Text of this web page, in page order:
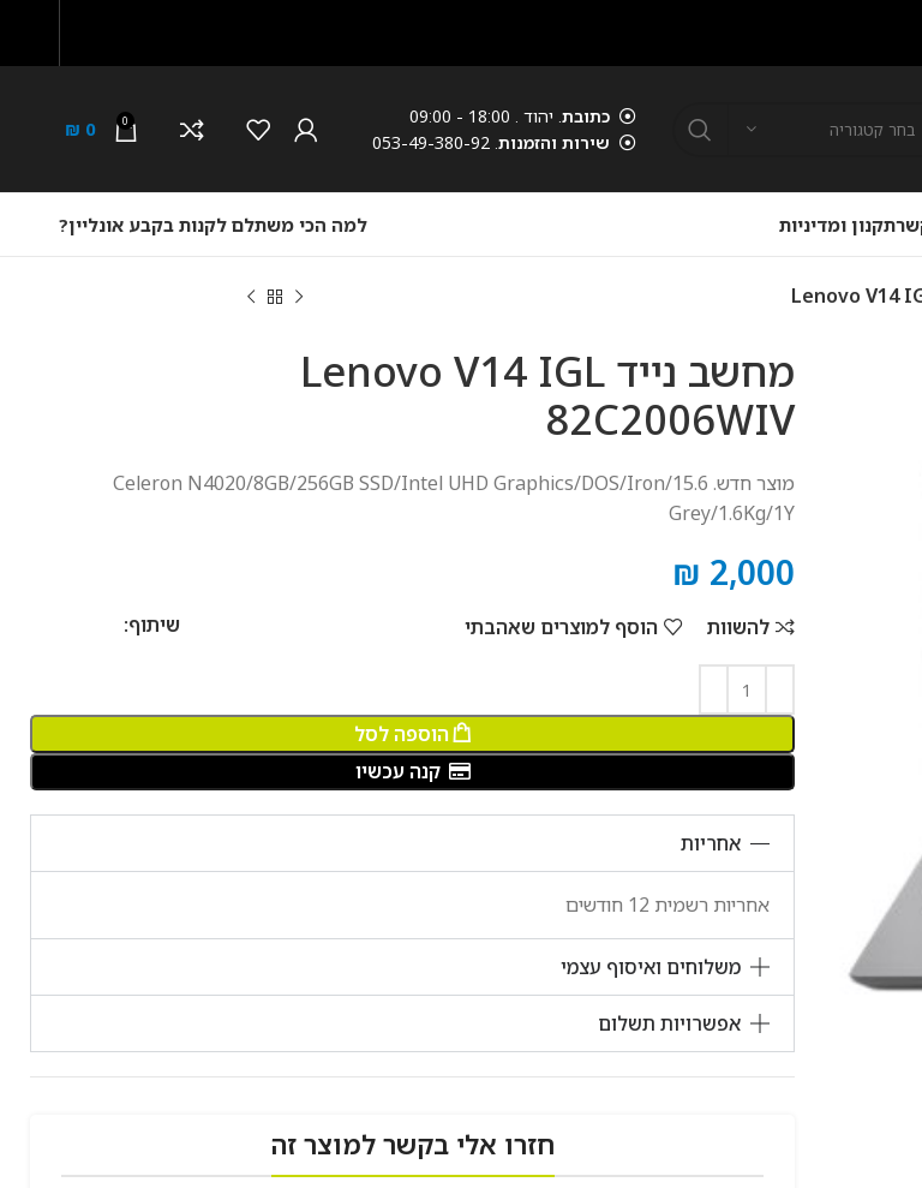
בחר קטגוריה
כתובת . יהוד . 18:00 - 09:00
שירות והזמנות
0
₪ 0
תקנון ומדיניות למה הכי משתלם לקנות בקבע אונליין?
מחשב נייד Lenovo V14 IGL
82C2006WIV
מוצר חדש. 15.6/Celeron N4020/8GB/256GB SSD/Intel UHD Graphics/DOS/Iron
Grey/1.6Kg/1Y
₪ 2,000
להשוות הוסף למוצרים שאהבתי שיתוף:
הוספה לסל
קנה עכשיו
אחריות
אחריות רשמית 12 חודשים
משלוחים ואיסוף עצמי
אפשרויות תשלום
חזרו אלי בקשר למוצר זה